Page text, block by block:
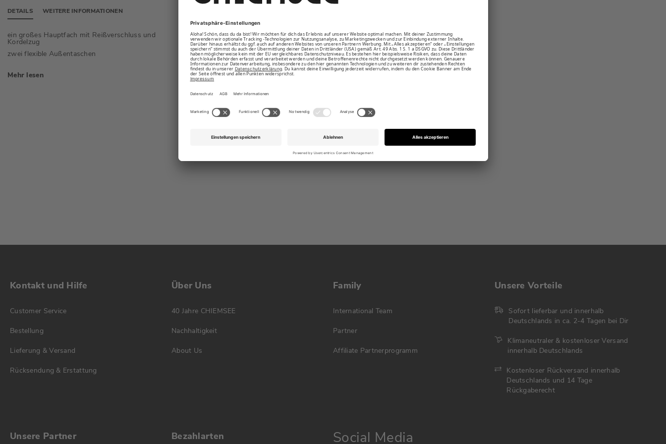
DETAILS
ein großes Hauptfach mit Reißverschluss und
Kordelzug
zwei flexible Außentaschen
zwei kleine Innentaschen
Kompressionsgurt für das Hauptfach
Mehr lesen
WEITERE INFORMATIONEN
Kontakt und Hilfe
Customer Service
Bestellung
Lieferung & Versand
Rücksendung & Erstattung
Über Uns
40 Jahre CHIEMSEE
Nachhaltigkeit
About Us
Family
International Team
Partner
Affiliate Partnerprogramm
Unsere Vorteile
Sofort lieferbar und innerhalb
Deutschlands in ca. 2-4 Tagen bei Dir
Klimaneutraler & kostenloser Versand
innerhalb Deutschlands
Kostenloser Rückversand innerhalb
Deutschlands und 14 Tage
Rückgaberecht
Unsere Partner Bezahlarten Social Media